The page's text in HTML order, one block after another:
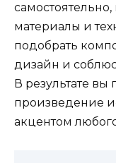
материалы и
подобрать
дизайн и
В результате
произведение
акцентом